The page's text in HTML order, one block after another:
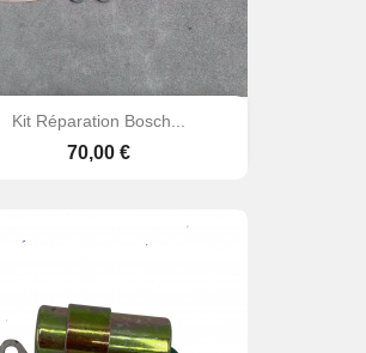
Kit Réparation Bosch...
Prix
70,00 €